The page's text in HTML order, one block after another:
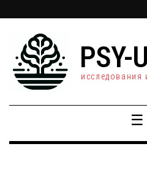
PSY-
исследования
☰